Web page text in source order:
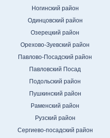
Ногинский район
Одинцовский район
Озерецкий район
Орехово-Зуевский район
Павлово-Посадский район
Павловский Посад
Подольский район
Пушкинский район
Раменский район
Рузский район
Сергиево-посадский район